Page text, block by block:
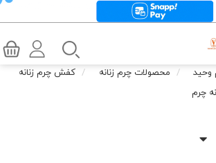
وحید محصولات چرم زنانه
کفش چرم زنانه
چرم